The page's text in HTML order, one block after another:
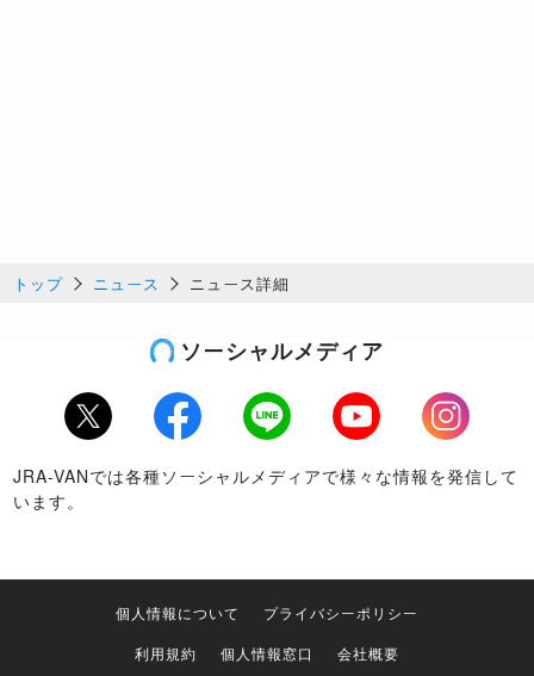
トップ ニュース ニュース詳細
ソーシャルメディア
Twitter Facebook LINE Youtube
Instagram
JRA-VANでは各種ソーシャルメディアで様々な情報を発信して
います。
個人情報について
プライバシーポリシー
利用規約
個人情報窓口 会社概要